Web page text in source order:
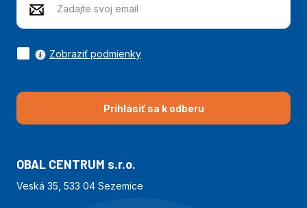
Prihlásiť sa k odberu
Zobraziť podmienky
OBAL CENTRUM s.r.o.
Veská 35, 533 04 Sezemice